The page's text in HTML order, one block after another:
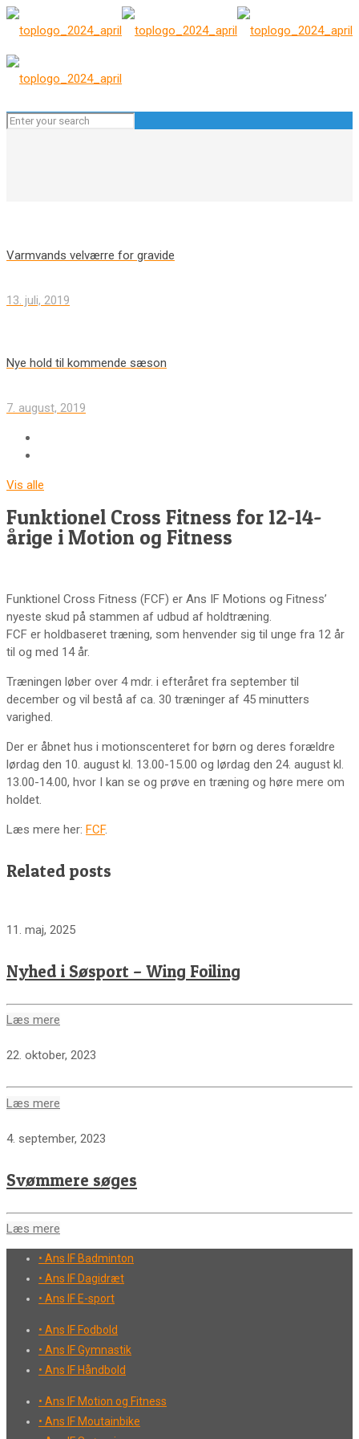
Varmvands velværre for gravide
13. juli, 2019
Nye hold til kommende sæson
7. august, 2019
Vis alle
Funktionel Cross Fitness for 12-14-
årige i Motion og Fitness
Funktionel Cross Fitness (FCF) er Ans IF Motions og Fitness’
nyeste skud på stammen af udbud af holdtræning.
FCF er holdbaseret træning, som henvender sig til unge fra 12 år
til og med 14 år.
Træningen løber over 4 mdr. i efteråret fra september til
december og vil bestå af ca. 30 træninger af 45 minutters
varighed.
Der er åbnet hus i motionscenteret for børn og deres forældre
lørdag den 10. august kl. 13.00-15.00 og lørdag den 24. august kl.
13.00-14.00, hvor I kan se og prøve en træning og høre mere om
holdet.
Læs mere her: FCF.
Related posts
11. maj, 2025
Nyhed i Søsport – Wing Foiling
Læs mere
22. oktober, 2023
Læs mere
4. september, 2023
Svømmere søges
Læs mere
• Ans IF Badminton
• Ans IF Dagidræt
• Ans IF E-sport
• Ans IF Fodbold
• Ans IF Gymnastik
• Ans IF Håndbold
• Ans IF Motion og Fitness
• Ans IF Moutainbike